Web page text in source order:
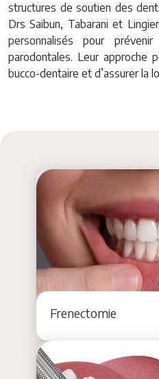
structures de soutien des
Drs Saibun, Tabarani et
personnalisés pour
parodontales. Leur approche
bucco-dentaire et d’assurer la
Frenectomie